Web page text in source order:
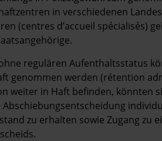
in verschiedenen
(centres d’accueil spécialisés)
regulären Aufenthaltsstatus
genommen werden (rétention
weiter in Haft befinden, könnten
Abschiebungsentscheidung
zu erhalten sowie Zugang zu